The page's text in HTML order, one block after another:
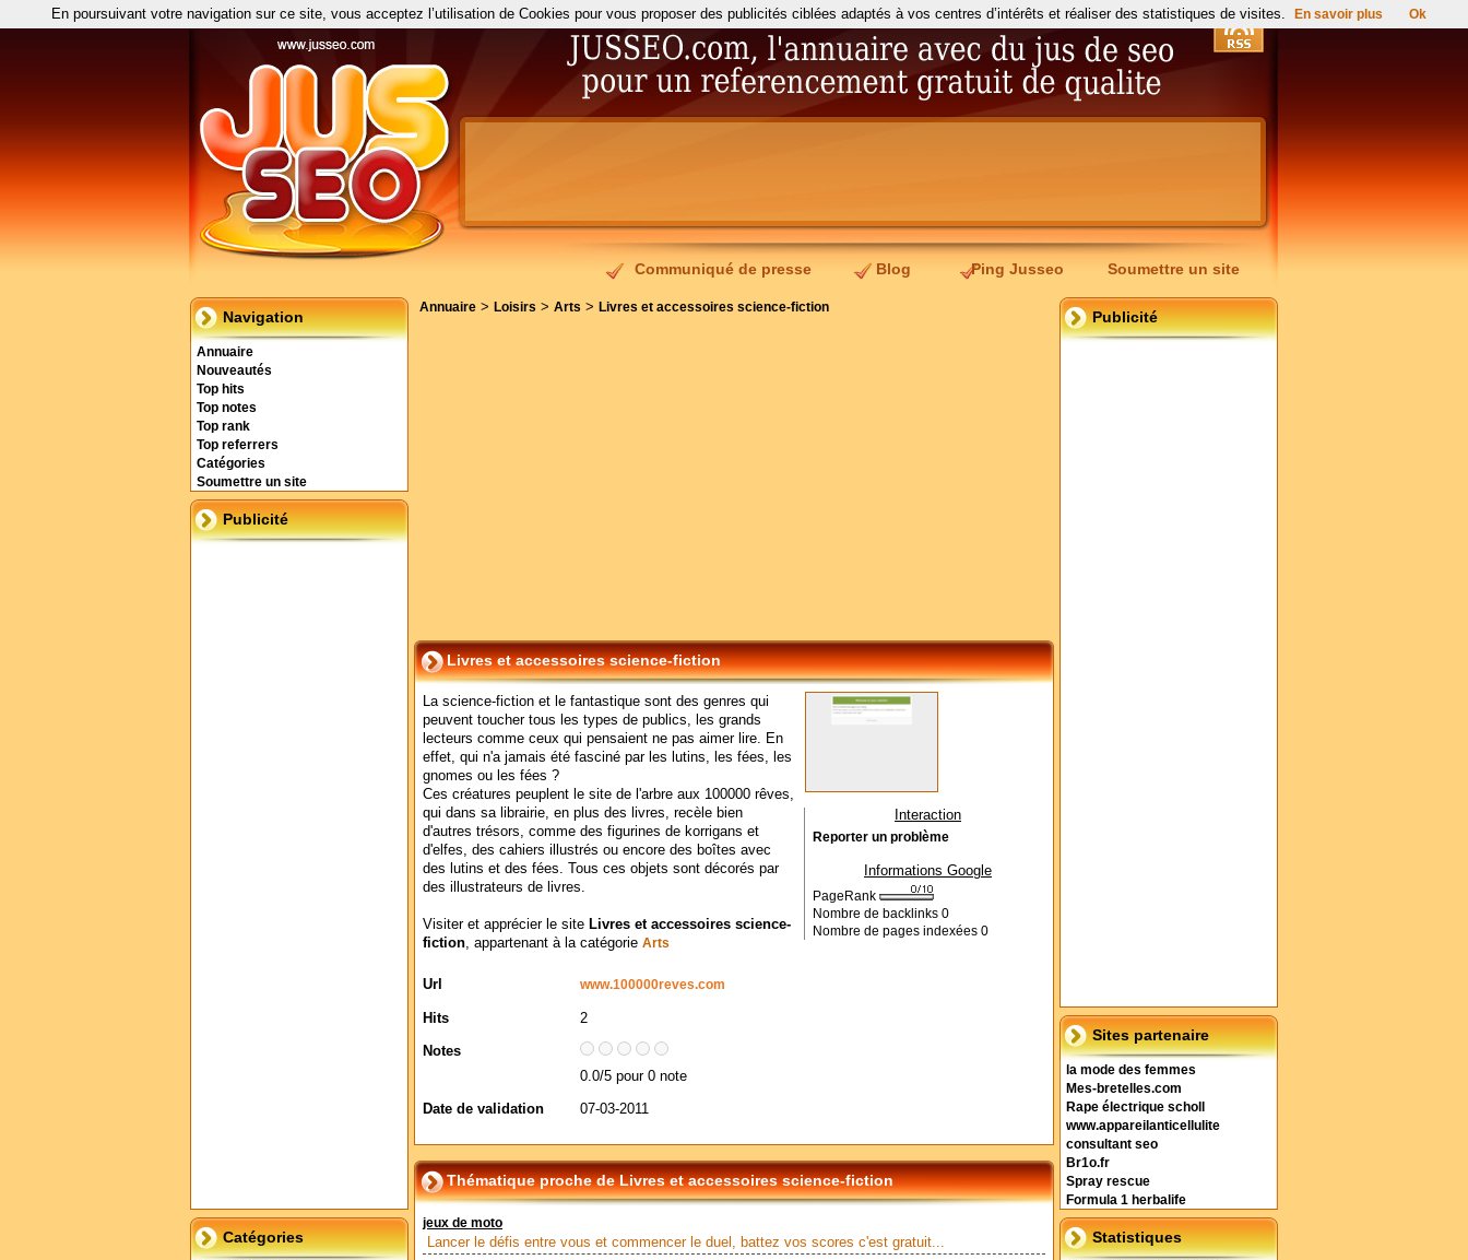
Communiqué de presse Blog Ping Jusseo Soumettre un site
Navigation
Annuaire
Nouveautés
Top hits
Top notes
Top rank
Top referrers
Catégories
Soumettre un site
Publicité
Catégories
Publicité
Sites partenaire
la mode des femmes
Mes-bretelles.com
Rape électrique scholl
www.appareilanticellulite
consultant seo
Br1o.fr
Spray rescue
Formula 1 herbalife
Statistiques
Annuaire > Loisirs > Arts > Livres et accessoires science-fiction
Livres et accessoires science-fiction
La science-fiction et le fantastique sont des genres qui
peuvent toucher tous les types de publics, les grands
lecteurs comme ceux qui pensaient ne pas aimer lire. En
effet, qui n'a jamais été fasciné par les lutins, les fées, les
gnomes ou les fées ?
Ces créatures peuplent le site de l'arbre aux 100000 rêves,
qui dans sa librairie, en plus des livres, recèle bien
d'autres trésors, comme des figurines de korrigans et
d'elfes, des cahiers illustrés ou encore des boîtes avec
des lutins et des fées. Tous ces objets sont décorés par
des illustrateurs de livres.
Visiter et apprécier le site Livres et accessoires science-
fiction, appartenant à la catégorie Arts
Url www.100000reves.com
Hits
2
Notes
0.0/5 pour 0 note
Date de validation
07-03-2011
Interaction
Reporter un problème
Informations Google
PageRank
Nombre de backlinks 0
Nombre de pages indexées 0
Thématique proche de Livres et accessoires science-fiction
jeux de moto
Lancer le défis entre vous et commencer le duel, battez vos scores c'est gratuit...
En poursuivant votre navigation sur ce site, vous acceptez l’utilisation de Cookies pour vous proposer des publicités ciblées adaptés à vos centres d’intérêts et réaliser des statistiques de visites. En savoir plus Ok